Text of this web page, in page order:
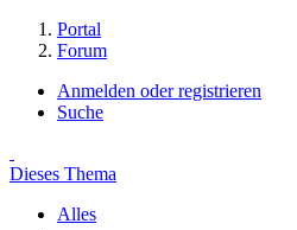
Portal
Forum
Anmelden oder registrieren
Suche
Dieses Thema
Alles